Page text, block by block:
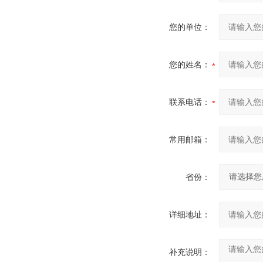
您的单位：
您的姓名：
联系电话：
常用邮箱：
省份：
详细地址：
补充说明：